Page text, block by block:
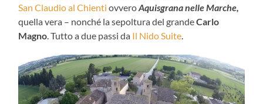
San Claudio al Chienti ovveroAquisgrana nelle Marche,
quella vera – nonché la sepoltura del grandeCarlo
Magno. Tutto a due passi da Il Nido Suite.